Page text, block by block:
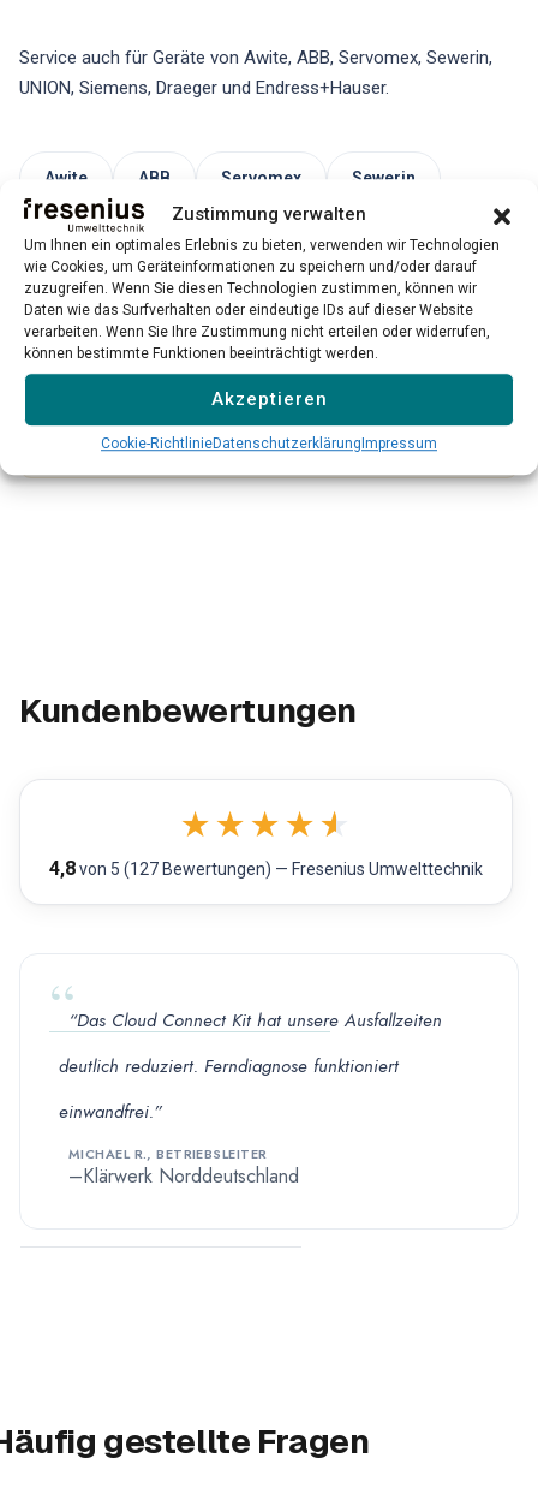
Zustimmung verwalten
Um Ihnen ein optimales Erlebnis zu bieten, verwenden wir Technologien
wie Cookies, um Geräteinformationen zu speichern und/oder darauf
zuzugreifen. Wenn Sie diesen Technologien zustimmen, können wir
Daten wie das Surfverhalten oder eindeutige IDs auf dieser Website
verarbeiten. Wenn Sie Ihre Zustimmung nicht erteilen oder widerrufen,
können bestimmte Funktionen beeinträchtigt werden.
Akzeptieren
Cookie-RichtlinieDatenschutzerklärungImpressum
Service auch für Geräte von Awite, ABB, Servomex, Sewerin,
UNION, Siemens, Draeger und Endress+Hauser.
Awite ABB Servomex Sewerin
UNION
Endress+Hauser
Bitte beachten Sie: Unser Service für Fremdgeräte ist
nicht für alle Modelle und Hersteller verfügbar. Wir prüfen
jeden Einzelfall individuell.
Kundenbewertungen
★ ★ ★ ★ ★
4,8von 5 (127 Bewertungen) — Fresenius Umwelttechnik
“Das Cloud Connect Kit hat unsere Ausfallzeiten
deutlich reduziert. Ferndiagnose funktioniert
einwandfrei.”
MICHAEL R., BETRIEBSLEITER
Klärwerk Norddeutschland
gestellte Fragen
→